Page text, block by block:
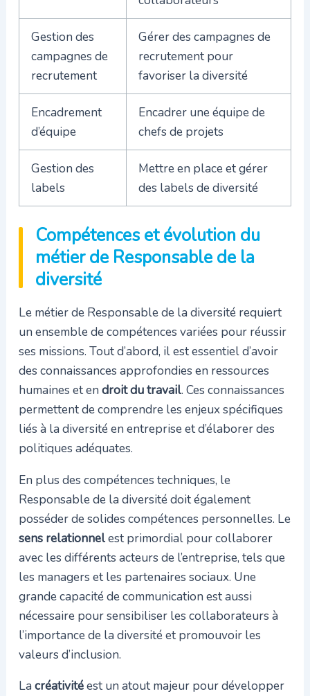
Gestion des
campagnes de
recrutement
Gérer des campagnes de
recrutement pour
favoriser la diversité
Encadrement
d’équipe
Encadrer une équipe de
chefs de projets
Gestion des
labels
Mettre en place et gérer
des labels de diversité
Compétences et évolution du
métier de Responsable de la
diversité
Le métier de Responsable de la diversité requiert
un ensemble de compétences variées pour réussir
ses missions. Tout d’abord, il est essentiel d’avoir
des connaissances approfondies en ressources
humaines et en droit du travail. Ces connaissances
permettent de comprendre les enjeux spécifiques
liés à la diversité en entreprise et d’élaborer des
politiques adéquates.
En plus des compétences techniques, le
Responsable de la diversité doit également
posséder de solides compétences personnelles. Le
sens relationnelest primordial pour collaborer
avec les différents acteurs de l’entreprise, tels que
les managers et les partenaires sociaux. Une
grande capacité de communication est aussi
nécessaire pour sensibiliser les collaborateurs à
l’importance de la diversité et promouvoir les
valeurs d’inclusion.
La créativitéest un atout majeur pour développer